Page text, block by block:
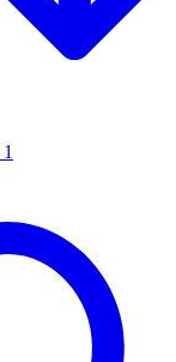
1